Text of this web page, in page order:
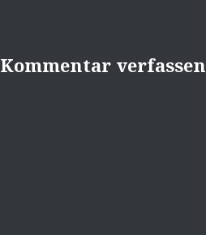
Kommentar verfassen